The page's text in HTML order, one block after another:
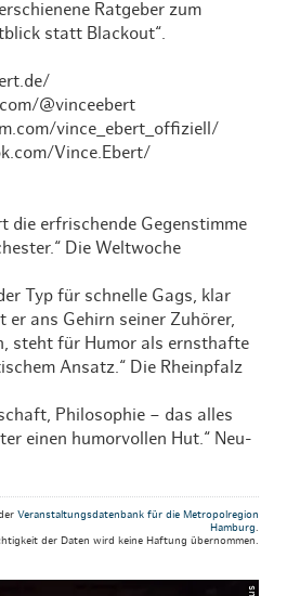
Ratgeber zum
statt Blackout“.
@vinceebert
vince_ebert_offiziell/
Vince.Ebert/
die erfrischende Gegenstimme
Die Weltwoche
Typ für schnelle Gags, klar
ans Gehirn seiner Zuhörer,
steht für Humor als ernsthafte
Ansatz.“ Die Rheinpfalz
Philosophie – das alles
einen humorvollen Hut.“ Neu-
Veranstaltungsdatenbank für die Metropolregion
Hamburg.
der Daten wird keine Haftung übernommen.